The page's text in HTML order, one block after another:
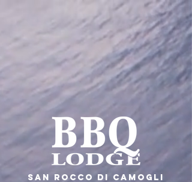
SAN ROCCO DI CAMOGLI